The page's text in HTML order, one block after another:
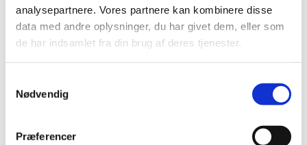
analysepartnere. Vores partnere kan kombinere disse
data med andre oplysninger, du har givet dem, eller som
de har indsamlet fra din brug af deres tjenester.
Nødvendig
Præferencer
2023 (195)
2022 (197)
december (18)
november (19)
september (13)
juli (5)